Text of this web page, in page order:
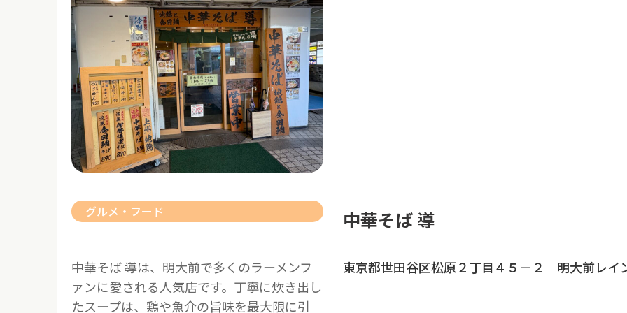
グルメ・フード 中華そば 導
中華そば 導は、明大前で多くのラーメンフ
ァンに愛される人気店です。丁寧に炊き出し
たスープは、鶏や魚介の旨味を最大限に引
東京都世田谷区松原２丁目４５－２ 明大前レイ